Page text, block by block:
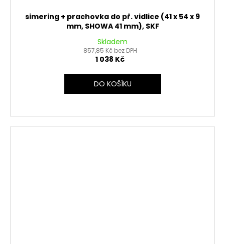
simering + prachovka do př. vidlice (41 x 54 x 9
mm, SHOWA 41 mm), SKF
Skladem
857,85 Kč bez DPH
1 038 Kč
DO KOŠÍKU